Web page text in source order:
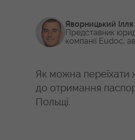
Яворницький
Представник
компанії Eudoc,
Як можна переїхати
до отримання
Польщі.